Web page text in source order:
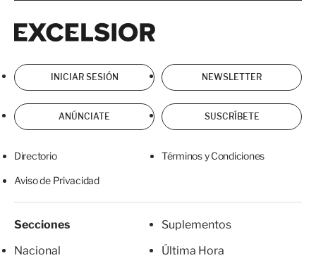
INICIAR SESIÓN NEWSLETTER
ANÚNCIATE SUSCRÍBETE
Directorio Términos y Condiciones
Aviso de Privacidad
Secciones
Nacional
Suplementos
Última Hora